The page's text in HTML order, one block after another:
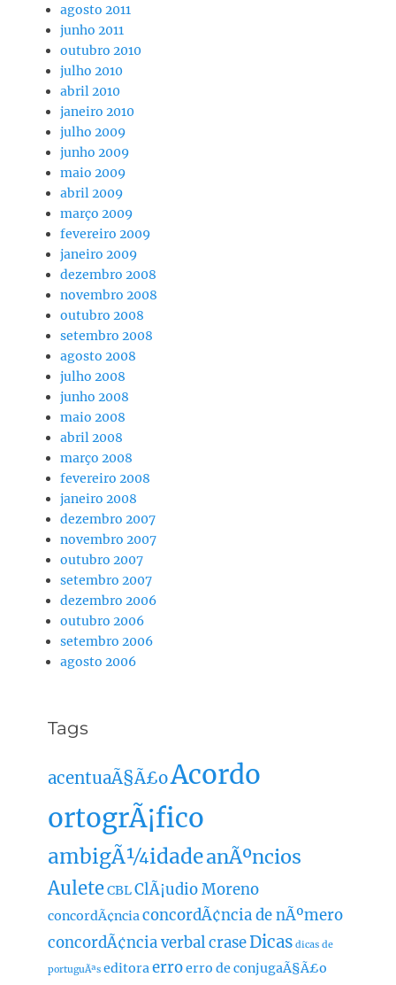
agosto 2011
junho 2011
outubro 2010
julho 2010
abril 2010
janeiro 2010
julho 2009
junho 2009
maio 2009
abril 2009
março 2009
fevereiro 2009
janeiro 2009
dezembro 2008
novembro 2008
outubro 2008
setembro 2008
agosto 2008
julho 2008
junho 2008
maio 2008
abril 2008
março 2008
fevereiro 2008
janeiro 2008
dezembro 2007
novembro 2007
outubro 2007
setembro 2007
dezembro 2006
outubro 2006
setembro 2006
agosto 2006
Tags
acentuaÃ§Ã£oAcordo
ortogrÃ¡fico
ambigÃ¼idadeanÃºncios
AuleteCBLClÃ¡udio Moreno
concordÃ¢nciaconcordÃ¢ncia de nÃºmero
concordÃ¢ncia verbalcraseDicas dicas de
portuguÃªs editoraerroerro de conjugaÃ§Ã£o